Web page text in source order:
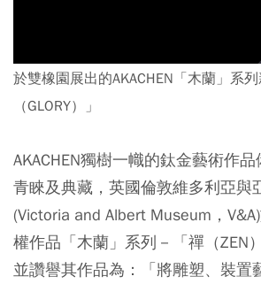
於雙橡園展出的AKACHEN「木蘭」系
（GLORY）」
AKACHEN獨樹一幟的鈦金藝術作
青睞及典藏，英國倫敦維多利亞與
(Victoria and Albert Museum，
權作品「木蘭」系列－「禪（ZEN
並讚譽其作品為：「將雕塑、裝置